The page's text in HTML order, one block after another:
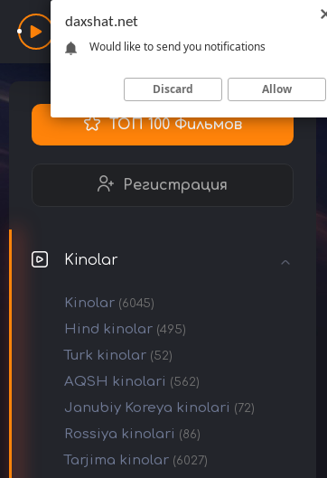
Daxshat
ТОП 100 Фильмов
Регистрация
Kinolar
Kinolar (6045)
Hind kinolar (495)
Turk kinolar (52)
AQSH kinolari (562)
Janubiy Koreya kinolari (72)
Rossiya kinolari (86)
Tarjima kinolar (6027)
daxshat.net
Would like to send you notifications
Discard Allow